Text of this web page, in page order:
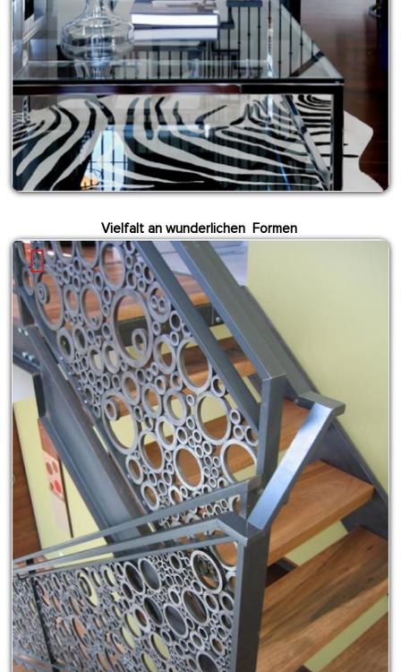
Vielfalt an wunderlichen Formen